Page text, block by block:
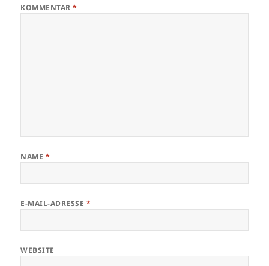
KOMMENTAR*
NAME *
E-MAIL-ADRESSE *
WEBSITE